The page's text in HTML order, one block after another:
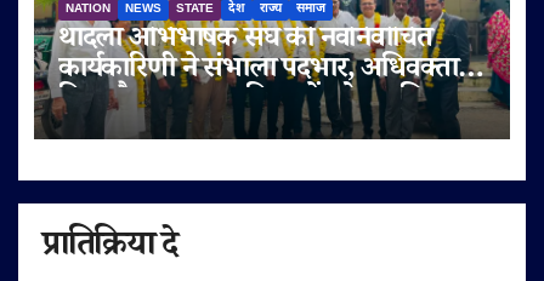
NATION NEWS STATE देश राज्य समाज
थांदला अभिभाषक संघ की नवनिर्वाचित
कार्यकारिणी ने संभाला पदभार, अधिवक्ता
हित और पक्षकार सुविधाओं को प्राथमिकता
प्रातिक्रिया दे